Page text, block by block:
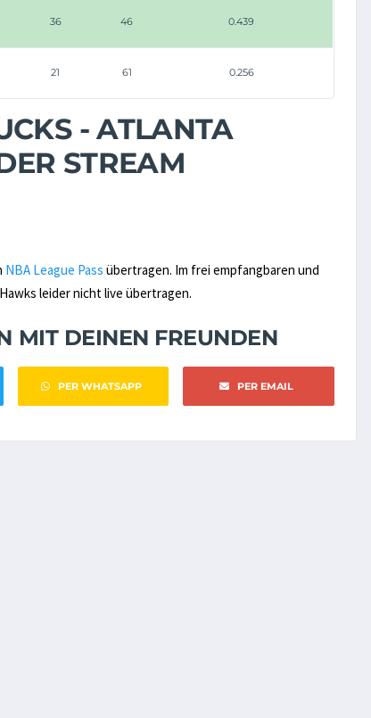
36 46 0.439
21 61 0.256
- ATLANTA
STREAM
NBA League Pass übertragen. Im frei empfangbaren und
leider nicht live übertragen.
MIT DEINEN FREUNDEN
PER WHATSAPP PER EMAIL